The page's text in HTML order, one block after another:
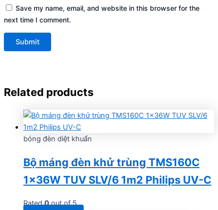
Save my name, email, and website in this browser for the
next time I comment.
Related products
bóng đèn diệt khuẩn
Bộ máng đèn khử trùng TMS160C
1x36W TUV SLV/6 1m2 Philips UV-C
Rated0out of 5